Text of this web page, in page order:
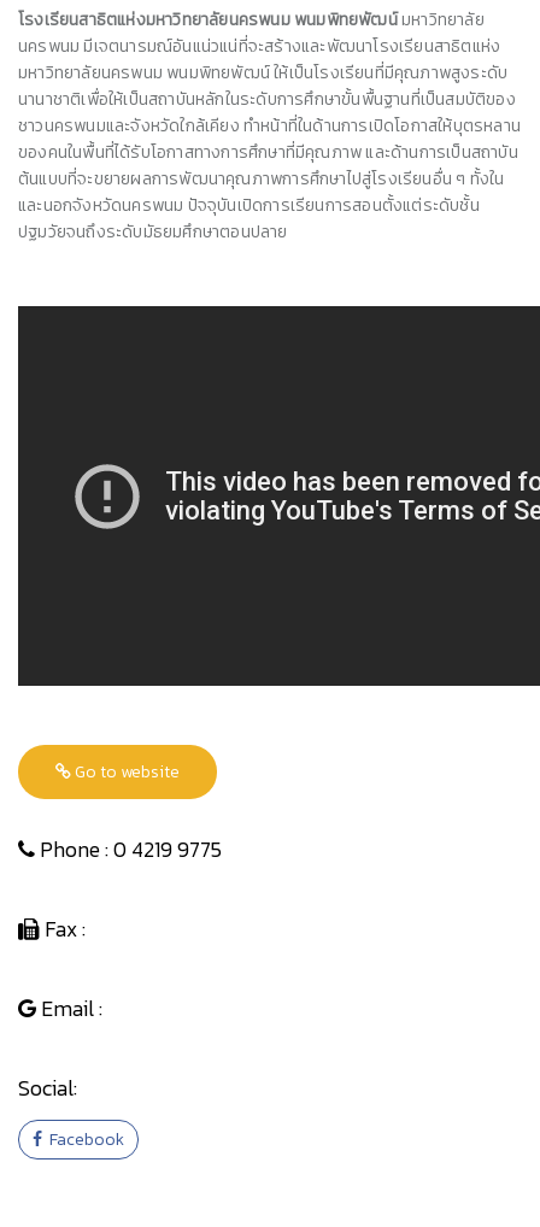
โรงเรียนสาธิตแห่งมหาวิทยาลัยนครพนม พนมพิทยพัฒน์มหาวิทยาลัย
นครพนม มีเจตนารมณ์อันแน่วแน่ที่จะสร้างและพัฒนาโรงเรียนสาธิตแห่ง
มหาวิทยาลัยนครพนม พนมพิทยพัฒน์ ให้เป็นโรงเรียนที่มีคุณภาพสูงระดับ
นานาชาติเพื่อให้เป็นสถาบันหลักในระดับการศึกษาขั้นพื้นฐานที่เป็นสมบัติของ
ชาวนครพนมและจังหวัดใกล้เคียง ทำหน้าที่ในด้านการเปิดโอกาสให้บุตรหลาน
ของคนในพื้นที่ได้รับโอกาสทางการศึกษาที่มีคุณภาพ และด้านการเป็นสถาบัน
ต้นแบบที่จะขยายผลการพัฒนาคุณภาพการศึกษาไปสู่โรงเรียนอื่น ๆ ทั้งใน
และนอกจังหวัดนครพนม ปัจจุบันเปิดการเรียนการสอนตั้งแต่ระดับชั้น
ปฐมวัยจนถึงระดับมัธยมศึกษาตอนปลาย
Go to website
Phone : 0 4219 9775
Fax :
Email :
Social:
Facebook